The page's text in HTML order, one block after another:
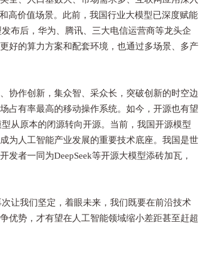
高价值场景。此前，我国行业大模型已深度赋能
布后，华为、腾讯、三大电信运营商等龙头企
好的算力方案和配套环境，也通过多场景、多产
作创新，集众智、采众长，突破创新的时空边
占有率最高的移动操作系统。如今，开源也有望
从原本的闭源转向开源。当前，我国开源模型
为人工智能产业发展的重要技术底座。我国是世
者一同为DeepSeek等开源大模型添砖加瓦，
让我们坚定，着眼未来，我们既要在前沿技术
优势，才有望在人工智能领域缩小差距甚至赶超